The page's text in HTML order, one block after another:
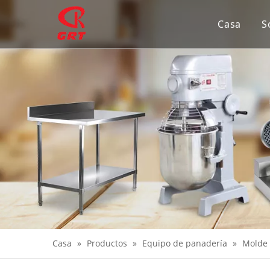
Casa
Casa » Productos » Equipo de panadería »